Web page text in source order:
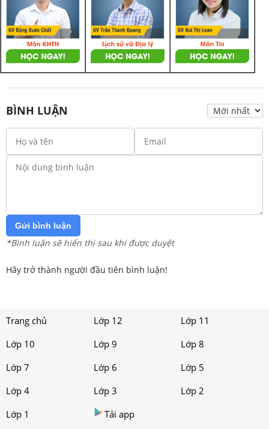
BÌNH LUẬN
Gửi bình luận
*Bình luận sẽ hiển thị sau khi được duyệt
Hãy trở thành người đầu tiên bình luận!
Trang chủ Lớp 12
Lớp 11
Lớp 10
Lớp 9
Lớp 8
Lớp 7
Lớp 6
Lớp 5
Lớp 4
Lớp 3
Lớp 2
Lớp 1
Tải app